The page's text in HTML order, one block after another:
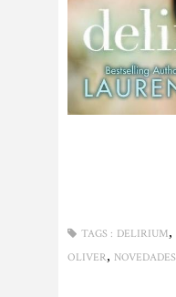
TAGS : DELIRIUM,
OLIVER, NOVEDADES